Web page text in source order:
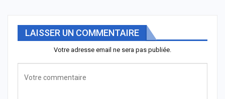
LAISSER UN COMMENTAIRE
Votre adresse email ne sera pas publiée.